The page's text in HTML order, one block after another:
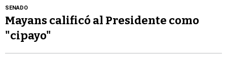
SENADO
Mayans calificó al Presidente como
"cipayo"